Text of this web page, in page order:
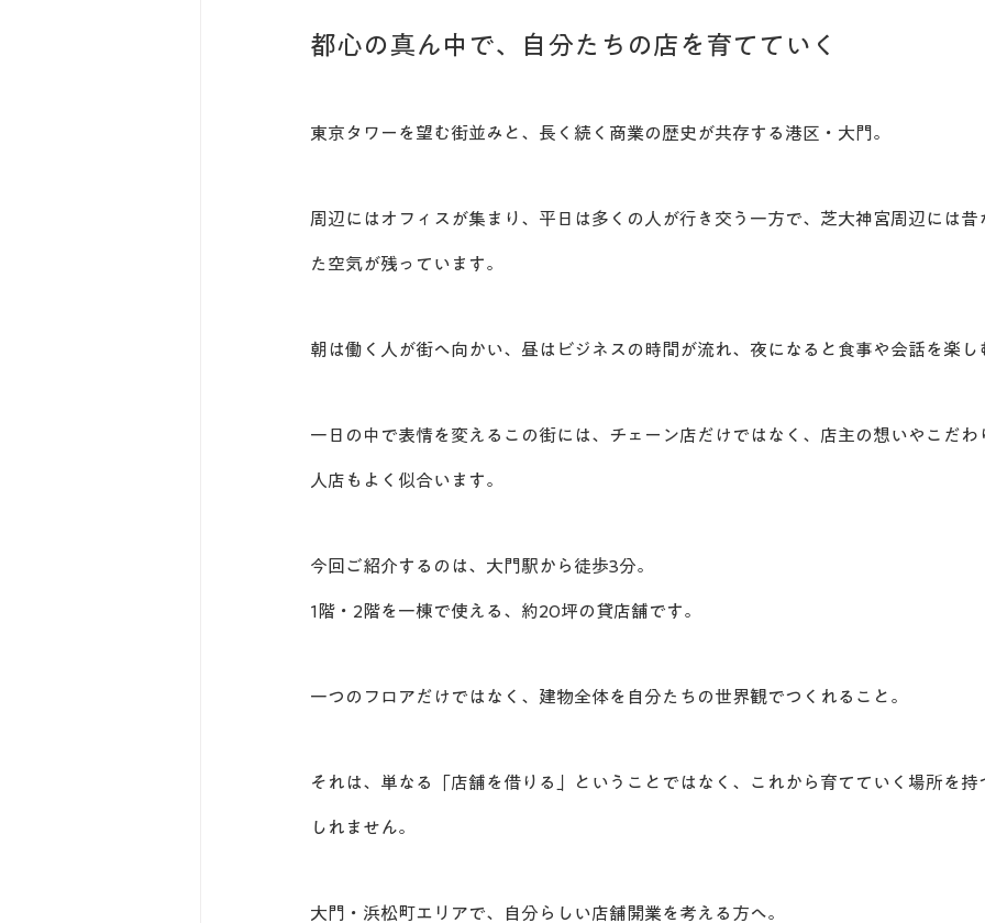
都心の真ん中で、自分たちの店を育てていく
東京タワーを望む街並みと、長く続く商業の歴史が共存する港区・大門。
周辺にはオフィスが集まり、平日は多くの人が行き交う一方で、芝大神宮周辺には昔
た空気が残っています。
朝は働く人が街へ向かい、昼はビジネスの時間が流れ、夜になると食事や会話を楽し
一日の中で表情を変えるこの街には、チェーン店だけではなく、店主の想いやこだわ
人店もよく似合います。
今回ご紹介するのは、大門駅から徒歩3分。
1階・2階を一棟で使える、約20坪の貸店舗です。
一つのフロアだけではなく、建物全体を自分たちの世界観でつくれること。
それは、単なる「店舗を借りる」ということではなく、これから育てていく場所を持
しれません。
大門・浜松町エリアで、自分らしい店舗開業を考える方へ。